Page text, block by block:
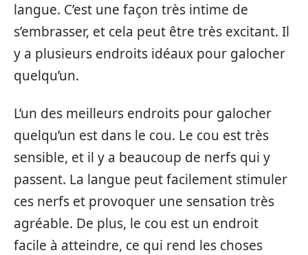
langue. C’est une façon très intime de
s’embrasser, et cela peut être très excitant. Il
y a plusieurs endroits idéaux pour galocher
quelqu’un.
L’un des meilleurs endroits pour galocher
quelqu’un est dans le cou. Le cou est très
sensible, et il y a beaucoup de nerfs qui y
passent. La langue peut facilement stimuler
ces nerfs et provoquer une sensation très
agréable. De plus, le cou est un endroit
facile à atteindre, ce qui rend les choses